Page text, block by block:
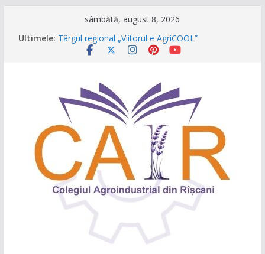
sâmbătă, august 8, 2026
Ultimele: Târgul regional „Viitorul e AgriCOOL”
Un capitol se încheie, iar un viitor plin de
și clipe de neuitat!
CONCURS DE VIDEO SPOTURI „The Coral Reef
of the Prut – destinația ta turistică”
Caravana Profesiilor – Invatamantul Dual în
acțiune!